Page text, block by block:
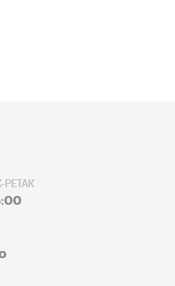
PETAK